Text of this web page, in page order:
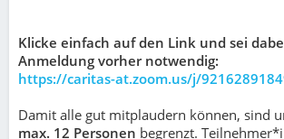
Klicke einfach auf den Link und sei
Anmeldung vorher notwendig:
https://caritas-at.zoom.us/j/
Damit alle gut mitplaudern können, sind
max. 12 Personen begrenzt.